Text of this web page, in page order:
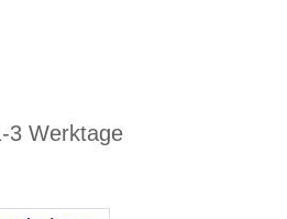
3 Werktage